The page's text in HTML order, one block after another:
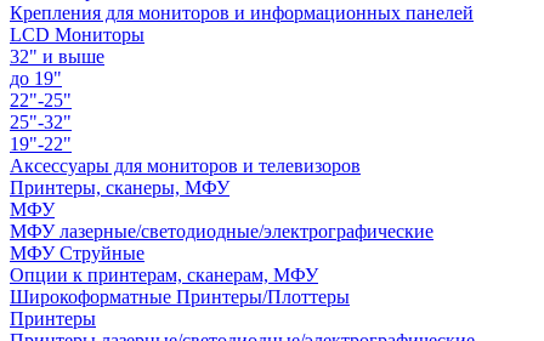
Крепления для мониторов и информационных панелей
LCD Мониторы
32" и выше
до 19"
22"-25"
25"-32"
19"-22"
Аксессуары для мониторов и телевизоров
Принтеры, сканеры, МФУ
МФУ
МФУ лазерные/светодиодные/электрографические
МФУ Струйные
Опции к принтерам, сканерам, МФУ
Широкоформатные Принтеры/Плоттеры
Принтеры